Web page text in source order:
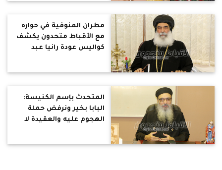
مطران المنوفية في حواره
مع الأقباط متحدون يكشف
كواليس عودة رانيا عبد
المتحدث بإسم الكنيسة:
البابا بخير ونرفض حملة
الهجوم عليه والعقيدة لا